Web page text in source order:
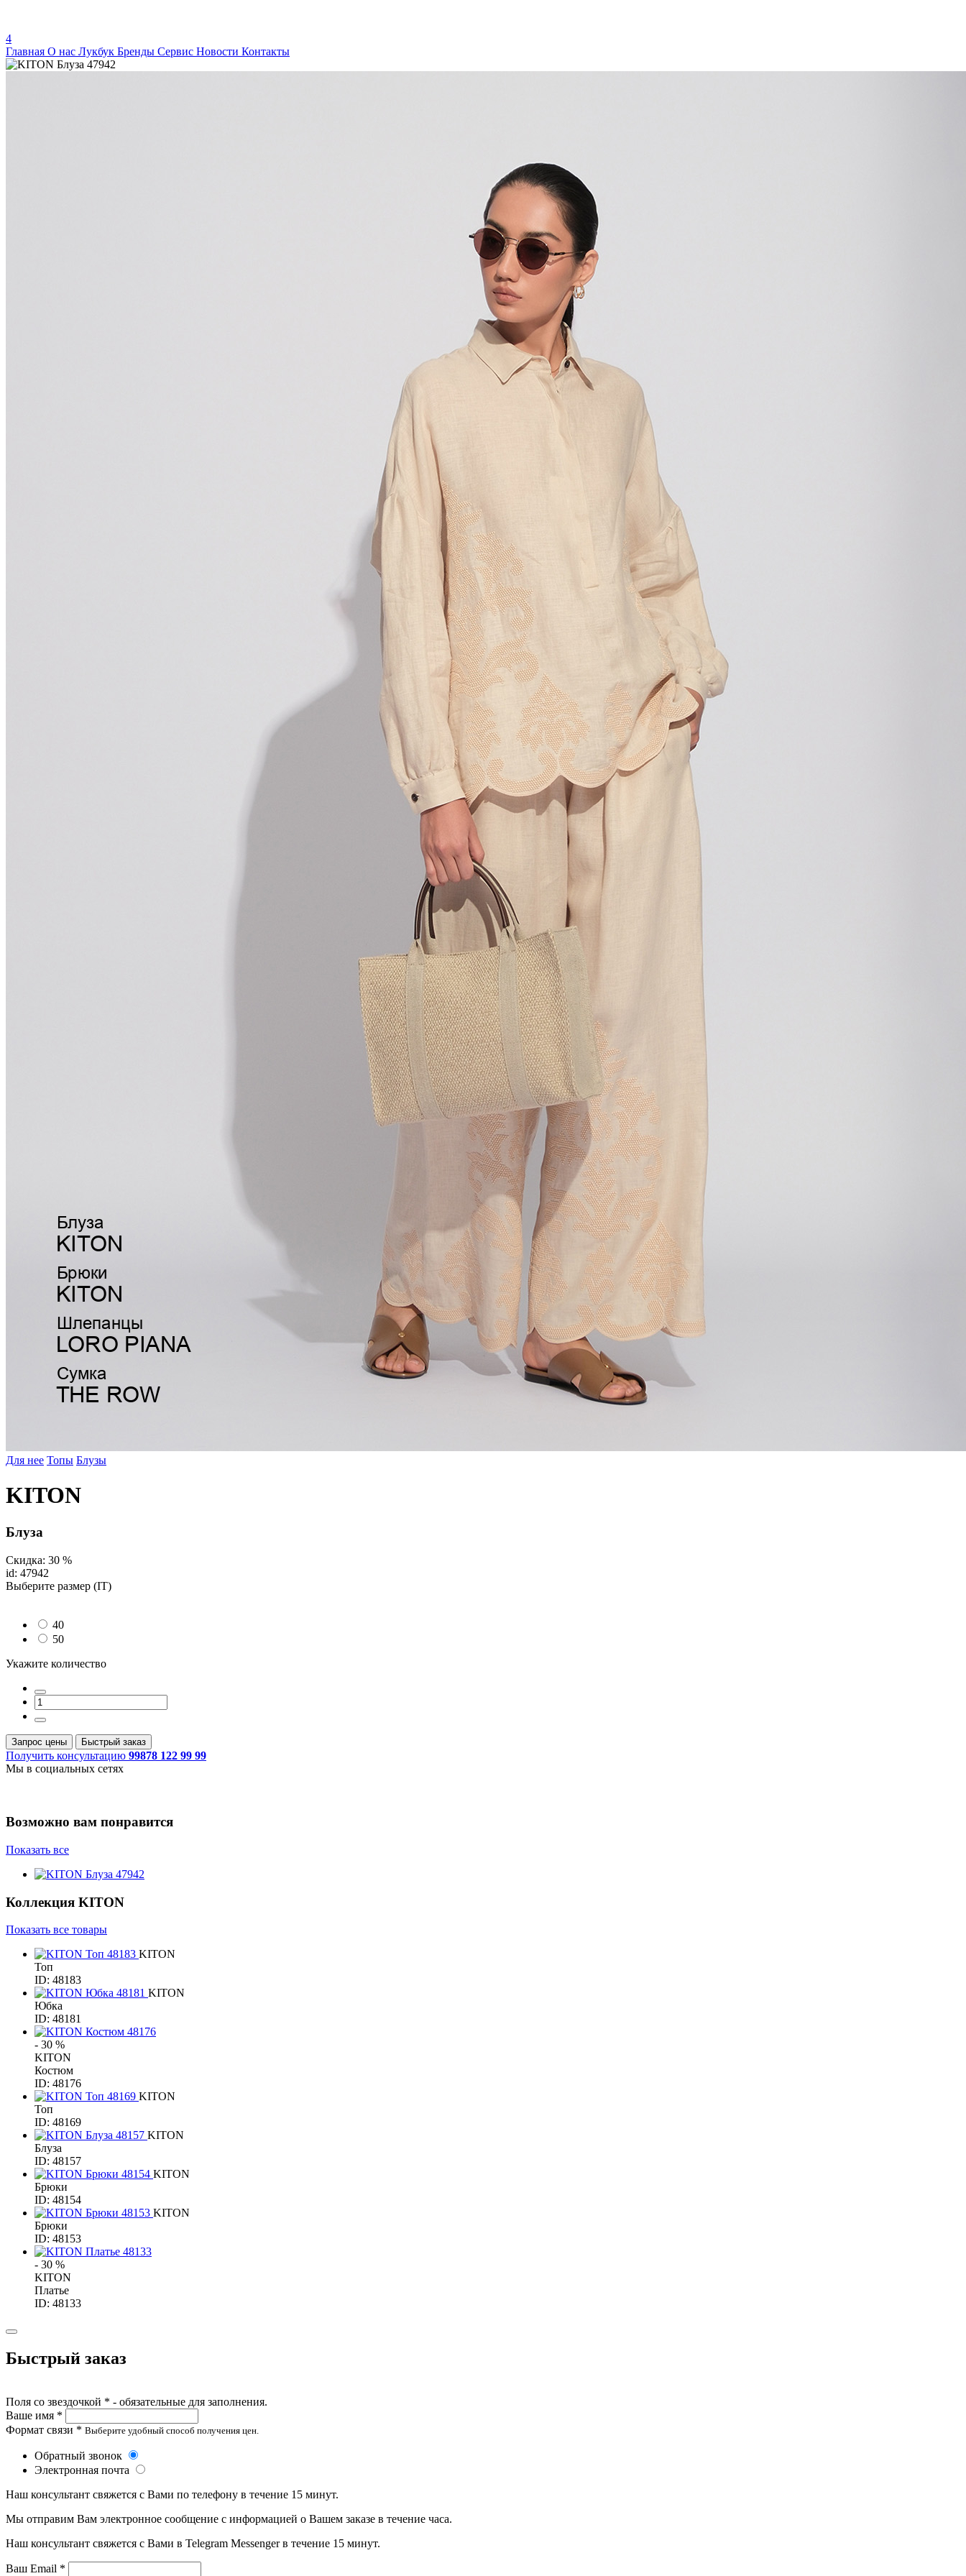
4
Главная О нас Лукбук Бренды Сервис Новости Контакты
Для нее Топы Блузы
KITON
Блуза
Скидка: 30 %
id: 47942
Выберите размер (IT)
40
50
Укажите количество
Запрос цены Быстрый заказ
Получить консультацию 99878 122 99 99
Мы в социальных сетях
Возможно вам понравится
Показать все
Коллекция KITON
Показать все товары
KITON
Топ
ID: 48183
KITON
Юбка
ID: 48181
- 30 %
KITON
Костюм
ID: 48176
KITON
Топ
ID: 48169
KITON
Блуза
ID: 48157
KITON
Брюки
ID: 48154
KITON
Брюки
ID: 48153
- 30 %
KITON
Платье
ID: 48133
Быстрый заказ
Поля со звездочкой * - обязательные для заполнения.
Ваше имя *
Формат связи * Выберите удобный способ получения цен.
Обратный звонок
Электронная почта
Наш консультант свяжется с Вами по телефону в течение 15 минут.
Мы отправим Вам электронное сообщение с информацией о Вашем заказе в течение часа.
Наш консультант свяжется с Вами в Telegram Messenger в течение 15 минут.
Ваш Email *